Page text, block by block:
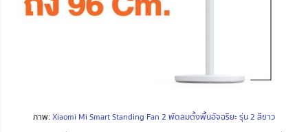
ภาพ:Xiaomi Mi Smart Standing Fan 2 พัดลมตั้งพื้นอัจฉริยะ รุ่น 2 สีขาว